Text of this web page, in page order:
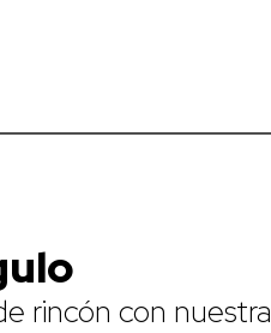
rincón con nuestra